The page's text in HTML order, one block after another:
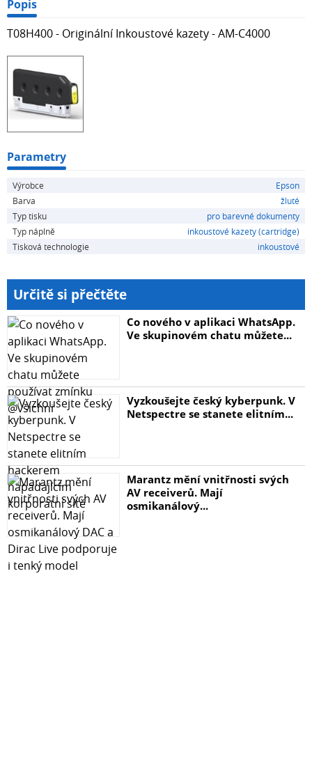
Popis
T08H400 - Originální Inkoustové kazety - AM-C4000
Parametry
Výrobce
Epson
Barva
žluté
Typ tisku
pro barevné dokumenty
Typ náplně
inkoustové kazety (cartridge)
Tisková technologie
inkoustové
Určitě si přečtěte
Co nového v aplikaci WhatsApp.
Ve skupinovém chatu můžete...
Vyzkoušejte český kyberpunk. V
Netspectre se stanete elitním...
Marantz mění vnitřnosti svých
AV receiverů. Mají
osmikanálový...